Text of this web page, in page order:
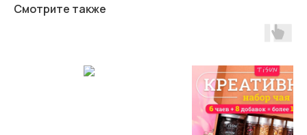
Смотрите также
ООО «ЕКОМ КОМПАНИ» 125167, г. Москва,
Хорошевский, пр-кт Ленинградский, д. 37, к.